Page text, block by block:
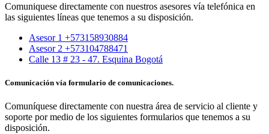
Comuniquese directamente con nuestros asesores vía telefónica en
las siguientes líneas que tenemos a su disposición.
Asesor 1 +573158930884
Asesor 2 +573104788471
Calle 13 # 23 - 47. Esquina Bogotá
Comunicación vía formulario de comunicaciones.
Comuníquese directamente con nuestra área de servicio al cliente y
soporte por medio de los siguientes formularios que tenemos a su
disposición.